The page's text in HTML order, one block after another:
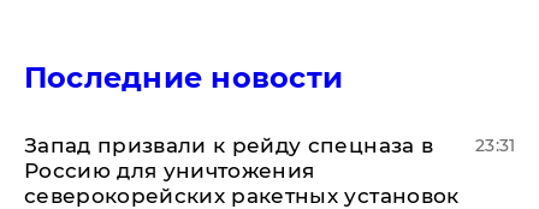
Последние новости
Запад призвали к рейду спецназа в
Россию для уничтожения
северокорейских ракетных установок
23:31